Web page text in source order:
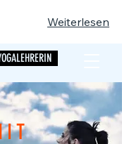
Weiterlesen